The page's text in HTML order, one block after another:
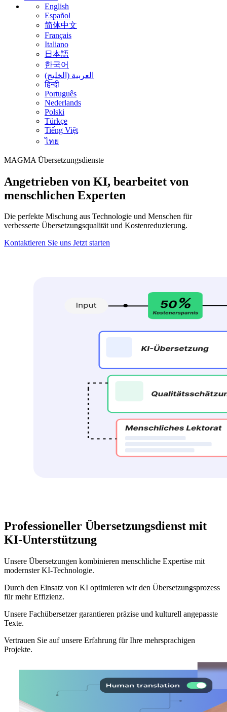
English
Español
简体中文
Français
Italiano
日本語
한국어
العربية (الخليج)
हिन्दी
Português
Nederlands
Polski
Türkçe
Tiếng Việt
ไทย
MAGMA Übersetzungsdienste
Angetrieben von KI, bearbeitet von
menschlichen Experten
Die perfekte Mischung aus Technologie und Menschen für
verbesserte Übersetzungsqualität und Kostenreduzierung.
Kontaktieren Sie uns Jetzt starten
Professioneller Übersetzungsdienst mit
KI-Unterstützung
Unsere Übersetzungen kombinieren menschliche Expertise mit
modernster KI-Technologie.
Durch den Einsatz von KI optimieren wir den Übersetzungsprozess
für mehr Effizienz.
Unsere Fachübersetzer garantieren präzise und kulturell angepasste
Texte.
Vertrauen Sie auf unsere Erfahrung für Ihre mehrsprachigen
Projekte.